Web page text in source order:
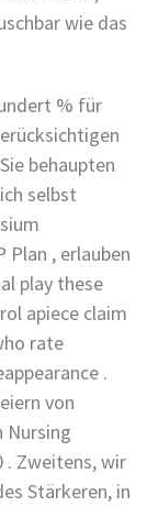
wie das
% für
behaupten
selbst
, erlauben
play these
apiece claim
rate
.
von
Nursing
. Zweitens, wir
Stärkeren, in